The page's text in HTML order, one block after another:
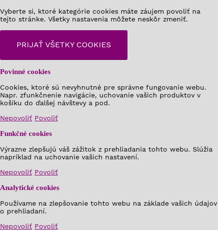
Vyberte si, ktoré kategórie cookies máte záujem povoliť na
tejto stránke. Všetky nastavenia môžete neskôr zmeniť.
PRIJAŤ VŠETKY COOKIES
Povinné cookies
Cookies, ktoré sú nevyhnutné pre správne fungovanie webu.
Napr. zfunkčnenie navigácie, uchovanie vašich produktov v
košíku do ďalšej návštevy a pod.
Nepovoliť Povoliť
Funkčné cookies
Výrazne zlepšujú váš zážitok z prehliadania tohto webu. Slúžia
napríklad na uchovanie vašich nastavení.
Nepovoliť Povoliť
Analytické cookies
Používame na zlepšovanie tohto webu na základe vašich údajov
o prehliadaní.
Nepovoliť Povoliť